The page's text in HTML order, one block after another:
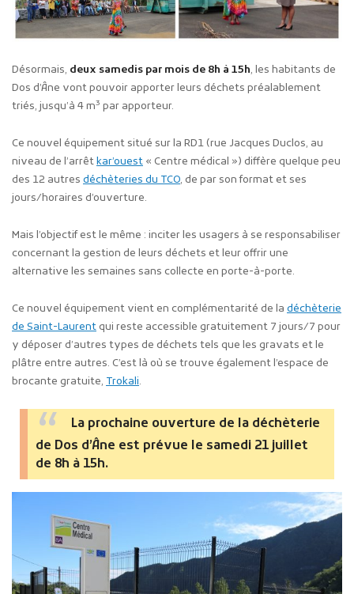
Désormais, deux samedis par mois de 8h à 15h, les habitants de
Dos d’Âne vont pouvoir apporter leurs déchets préalablement
triés, jusqu’à 4 m3 par apporteur.
Ce nouvel équipement situé sur la RD1 (rue Jacques Duclos, au
niveau de l’arrêtkar’ouest « Centre médical ») diffère quelque peu
des 12 autres déchèteries du TCO, de par son format et ses
jours/horaires d’ouverture.
Mais l’objectif est le même : inciter les usagers à se responsabiliser
concernant la gestion de leurs déchets et leur offrir une
alternative les semaines sans collecte en porte-à-porte.
Ce nouvel équipement vient en complémentarité de la déchèterie
de Saint-Laurentqui reste accessible gratuitement 7 jours/7 pour
y déposer d’autres types de déchets tels que les gravats et le
plâtre entre autres. C’est là où se trouve également l’espace de
brocante gratuite, Trokali.
La prochaine ouverture de la déchèterie
de Dos d’Âne est prévue le samedi 21 juillet
de 8h à 15h.